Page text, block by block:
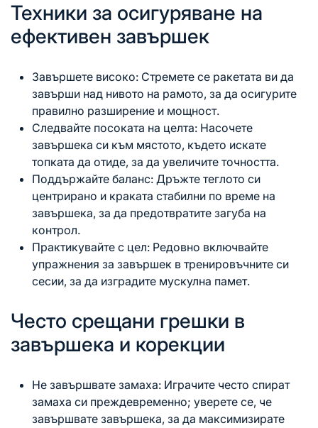
Техники за осигуряване на
ефективен завършек
Завършете високо: Стремете се ракетата ви да
завърши над нивото на рамото, за да осигурите
правилно разширение и мощност.
Следвайте посоката на целта: Насочете
завършека си към мястото, където искате
топката да отиде, за да увеличите точността.
Поддържайте баланс: Дръжте теглото си
центрирано и краката стабилни по време на
завършека, за да предотвратите загуба на
контрол.
Практикувайте с цел: Редовно включвайте
упражнения за завършек в тренировъчните си
сесии, за да изградите мускулна памет.
Често срещани грешки в
завършека и корекции
Не завършвате замаха: Играчите често спират
замаха си преждевременно; уверете се, че
завършвате завършека, за да максимизирате